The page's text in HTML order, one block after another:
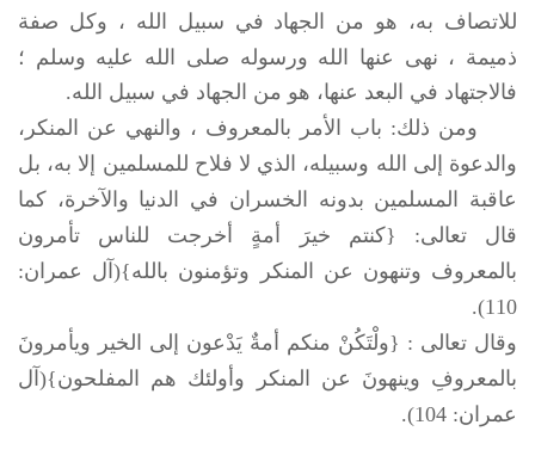
للاتصاف به، هو من الجهاد في سبيل الله ، وكل صفة
ذميمة ، نهى عنها الله ورسوله صلى الله عليه وسلم ؛
فالاجتهاد في البعد عنها، هو من الجهاد في سبيل الله.
ومن ذلك: باب الأمر بالمعروف ، والنهي عن المنكر،
والدعوة إلى الله وسبيله، الذي لا فلاح للمسلمين إلا به، بل
عاقبة المسلمين بدونه الخسران في الدنيا والآخرة، كما
قال تعالى: {كنتم خيرَ أمةٍ أخرجت للناس تأمرون
بالمعروف وتنهون عن المنكر وتؤمنون بالله}(آل عمران:
110).
وقال تعالى : {ولْتَكُنْ منكم أمةٌ يَدْعون إلى الخير ويأمرونَ
بالمعروفِ وينهونَ عن المنكر وأولئك هم المفلحون}(آل
عمران: 104).